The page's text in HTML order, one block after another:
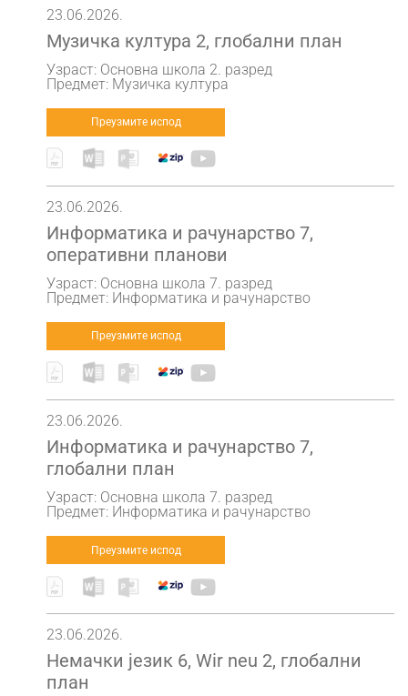
23.06.2026.
Музичка култура 2, глобални план
Узраст: Основна школа 2. разред
Предмет: Музичка култура
Преузмите испод
23.06.2026.
Информатика и рачунарство 7,
оперативни планови
Узраст: Основна школа 7. разред
Предмет: Информатика и рачунарство
Преузмите испод
23.06.2026.
Информатика и рачунарство 7,
глобални план
Узраст: Основна школа 7. разред
Предмет: Информатика и рачунарство
Преузмите испод
23.06.2026.
Немачки језик 6, Wir neu 2, глобални
план